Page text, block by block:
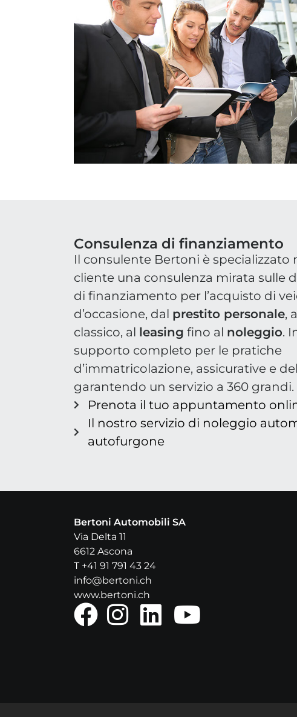
Consulenza di finanziamento
Il consulente Bertoni è specializzato
cliente una consulenza mirata sulle
di finanziamento per l’acquisto di
d’occasione, dal prestito personale,
classico, al leasing fino al noleggio.
supporto completo per le pratiche
d’immatricolazione, assicurative e
garantendo un servizio a 360 grandi.
Prenota il tuo appuntamento
Il nostro servizio di noleggio
autofurgone
Bertoni Automobili SA
Via Delta 11
6612 Ascona
T +41 91 791 43 24
info@bertoni.ch
www.bertoni.ch